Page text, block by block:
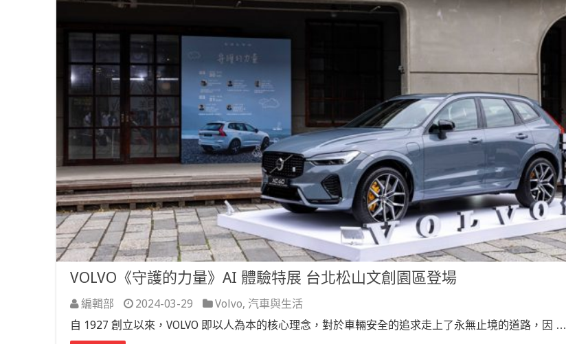
VOLVO《守護的力量》AI 體驗特展 台北松山文創園區登場
編輯部 2024-03-29 Volvo, 汽車與生活
自 1927 創立以來，VOLVO 即以人為本的核心理念，對於車輛安全的追求走上了永無止境的道路，因 …